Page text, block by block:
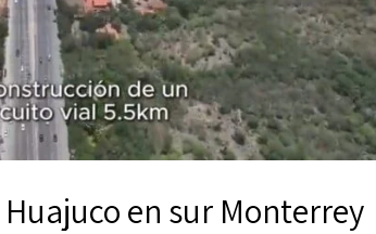
en sur Monterrey